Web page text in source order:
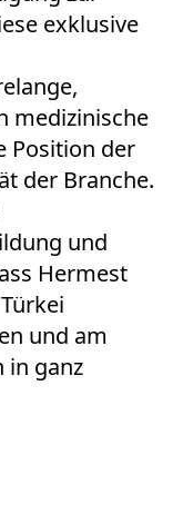
exklusive
medizinische
Position der
der Branche.
und
Hermest
und am
in ganz